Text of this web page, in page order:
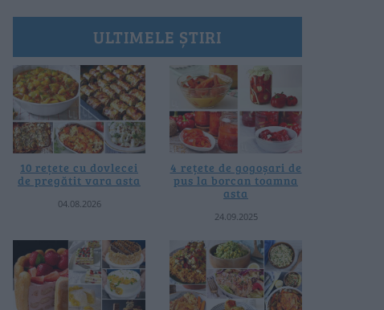
ULTIMELE ȘTIRI
10 rețete cu dovlecei
de pregătit vara asta
04.08.2026
4 rețete de gogoșari de
pus la borcan toamna
asta
24.09.2025